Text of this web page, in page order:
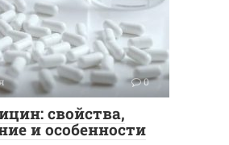
0
свойства,
и особенности